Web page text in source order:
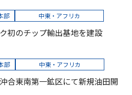
部
中東・アフリカ
初のチップ輸出基地を建設
部
中東・アフリカ
合東南第一鉱区にて新規油田開